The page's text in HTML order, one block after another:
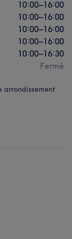
10:00–16:00
10:00–16:00
10:00–16:00
10:00–16:00
10:00–16:30
Fermé
arrondissement